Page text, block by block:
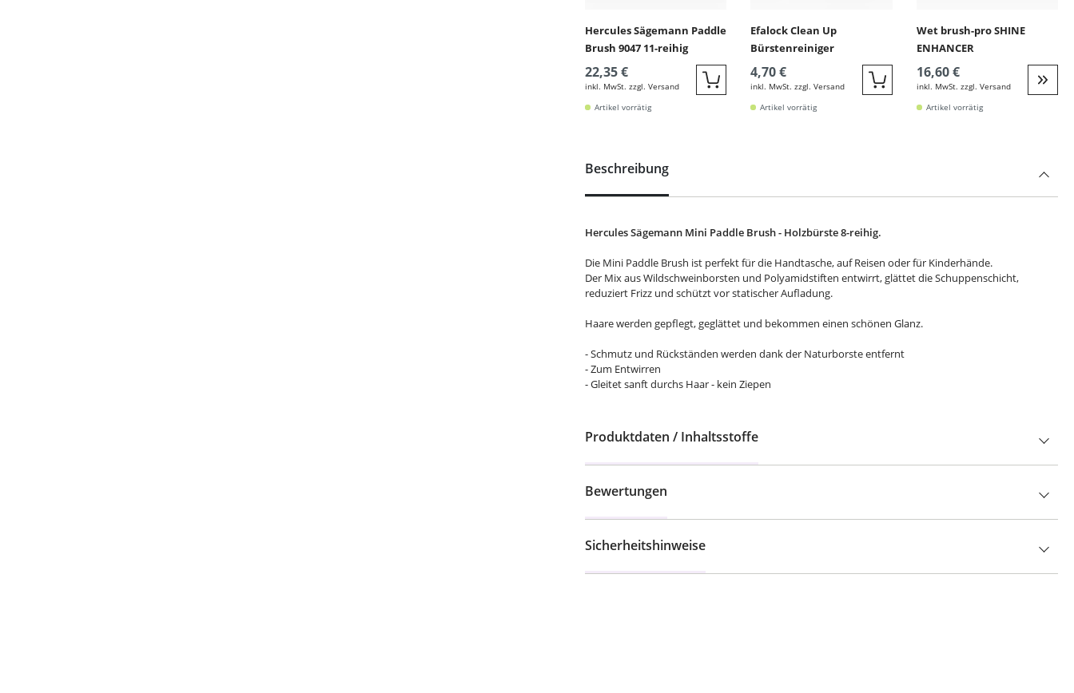
Hercules Sägemann Paddle
Brush 9047 11-reihig
22,35 €
inkl. MwSt. zzgl. Versand Quickbuy
Artikel vorrätig
Efalock Clean Up
Bürstenreiniger
4,70 €
inkl. MwSt. zzgl. Versand Quickbuy
Artikel vorrätig
Wet brush-pro SHINE
ENHANCER
16,60 €
inkl. MwSt. zzgl. Versand
Artikel vorrätig
Beschreibung
Hercules Sägemann Mini Paddle Brush - Holzbürste 8-reihig.
Die Mini Paddle Brush ist perfekt für die Handtasche, auf Reisen oder für Kinderhände.
Der Mix aus Wildschweinborsten und Polyamidstiften entwirrt, glättet die Schuppenschicht,
reduziert Frizz und schützt vor statischer Aufladung.
Haare werden gepflegt, geglättet und bekommen einen schönen Glanz.
- Schmutz und Rückständen werden dank der Naturborste entfernt
- Zum Entwirren
- Gleitet sanft durchs Haar - kein Ziepen
Produktdaten / Inhaltsstoffe
Bewertungen
Sicherheitshinweise